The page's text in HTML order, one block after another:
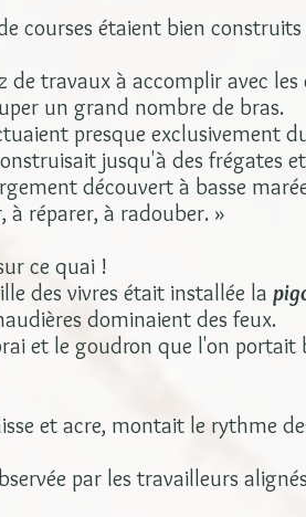
courses étaient bien
de travaux à accomplir avec
un grand nombre de bras.
presque exclusivement
jusqu'à des frégates
découvert à basse
à réparer, à radouber. »
ce quai !
des vivres était installée la
dominaient des feux.
et le goudron que l'on
et acre, montait le rythme
par les travailleurs